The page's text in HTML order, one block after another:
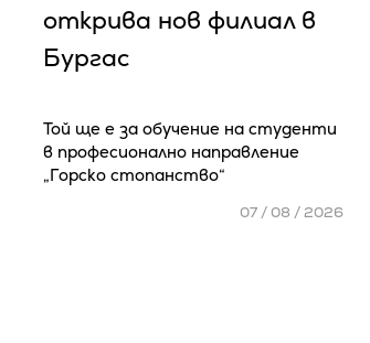
открива нов филиал в
Бургас
Той ще е за обучение на студенти
в професионално направление
„Горско стопанство“
07 / 08 / 2026